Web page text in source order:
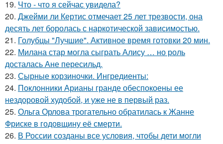
19. Что - что я сейчас увидела?
20. Джейми ли Кертис отмечает 25 лет трезвости, она
десять лет боролась с наркотической зависимостью.
21. Голубцы "Лучшие". Активное время готовки 20 мин.
22. Милана стар могла сыграть Алису … но роль
досталась Ане пересильд.
23. Сырные корзиночки. Ингредиенты:
24. Поклонники Арианы гранде обеспокоены ее
нездоровой худобой, и уже не в первый раз.
25. Ольга Орлова трогательно обратилась к Жанне
Фриске в годовщину её смерти.
26. В России созданы все условия, чтобы дети могли